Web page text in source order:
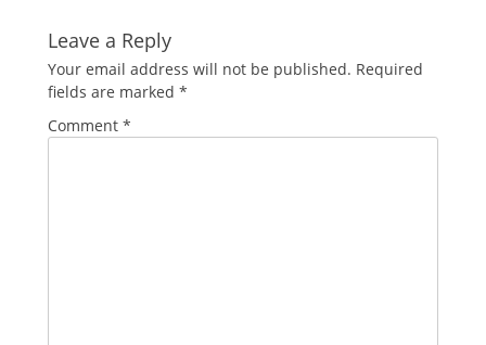
Leave a Reply
Your email address will not be published. Required
fields are marked *
Comment *